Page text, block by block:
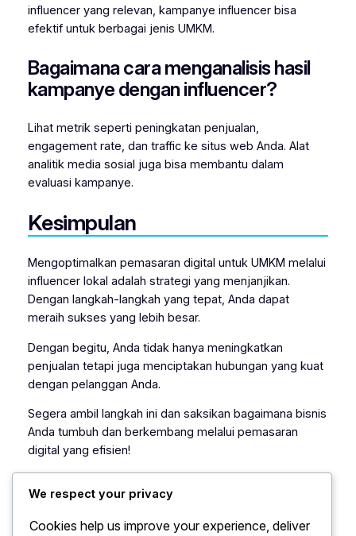
influencer yang relevan, kampanye influencer bisa
efektif untuk berbagai jenis UMKM.
Bagaimana cara menganalisis hasil
kampanye dengan influencer?
Lihat metrik seperti peningkatan penjualan,
engagement rate, dan traffic ke situs web Anda. Alat
analitik media sosial juga bisa membantu dalam
evaluasi kampanye.
Kesimpulan
Mengoptimalkan pemasaran digital untuk UMKM melalui
influencer lokal adalah strategi yang menjanjikan.
Dengan langkah-langkah yang tepat, Anda dapat
meraih sukses yang lebih besar.
Dengan begitu, Anda tidak hanya meningkatkan
penjualan tetapi juga menciptakan hubungan yang kuat
dengan pelanggan Anda.
Segera ambil langkah ini dan saksikan bagaimana bisnis
Anda tumbuh dan berkembang melalui pemasaran
digital yang efisien!
Irmawati Susilanti
We respect your privacy
Cookies help us improve your experience, deliver